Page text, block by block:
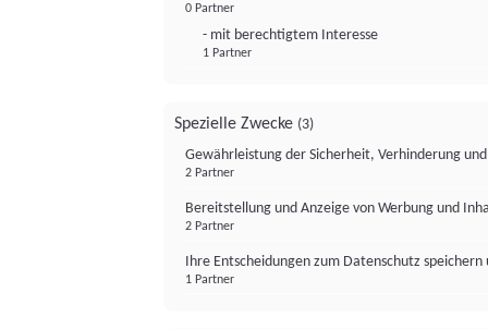
0 Partner
- mit berechtigtem Interesse
1 Partner
Spezielle Zwecke (3)
Gewährleistung der Sicherheit, Verhinderung
2 Partner
Bereitstellung und Anzeige von Werbung und
2 Partner
Ihre Entscheidungen zum Datenschutz
1 Partner